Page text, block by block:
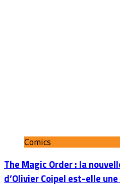
Comics
The Magic Order : la
d’Olivier Coipel est-elle